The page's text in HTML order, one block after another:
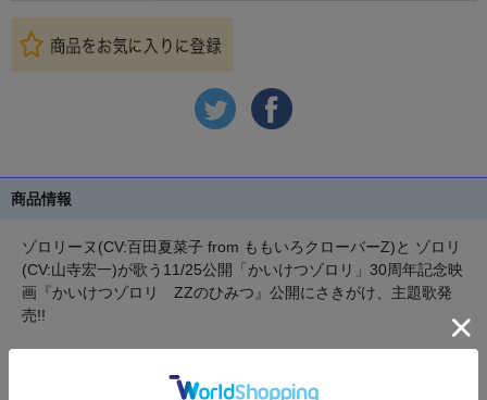
商品情報
ゾロリーヌ(CV:百田夏菜子 from ももいろクローバーZ)と ゾロリ
(CV:山寺宏一)が歌う11/25公開「かいけつゾロリ」30周年記念映
画『かいけつゾロリ ZZのひみつ』公開にさきがけ、主題歌発
売!!
映画 名場面のゾロリとゾロリーヌの声が聴けるよ！「AR機能付